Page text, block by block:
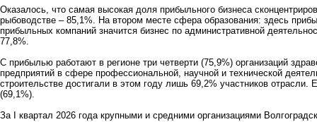
Оказалось, что самая высокая доля прибыльного бизнеса
рыбоводстве – 85,1%. На втором месте сфера образования: здесь
прибыльных компаний значится бизнес по административной
77,8%.
С прибылью работают в регионе три четверти (75,9%) организаций
предприятий в сфере профессиональной, научной и технической
строительстве достигали в этом году лишь 69,2% участников
(69,1%).
За I квартал 2026 года крупными и средними организациями